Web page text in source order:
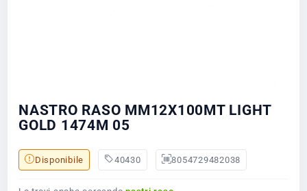
NASTRO RASO MM12X100MT LIGHT
GOLD 1474M 05
Disponibile 40430 8054729482038